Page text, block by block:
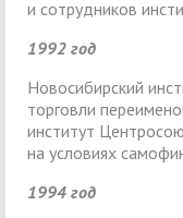
и сотрудников
1992 год
Новосибирский
торговли
институт
на условиях
1994 год